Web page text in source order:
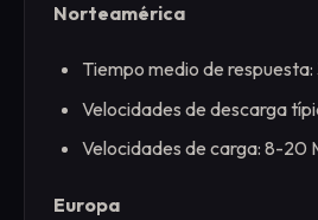
Norteamérica
Tiempo medio de
Velocidades de descarga
Velocidades de carga: 8-20
Europa